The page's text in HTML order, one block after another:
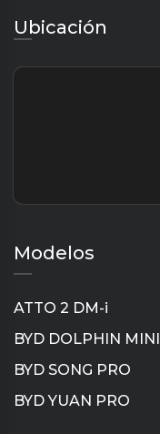
Ubicación
Modelos
ATTO 2 DM-i
BYD DOLPHIN MINI
BYD SONG PRO
BYD YUAN PRO